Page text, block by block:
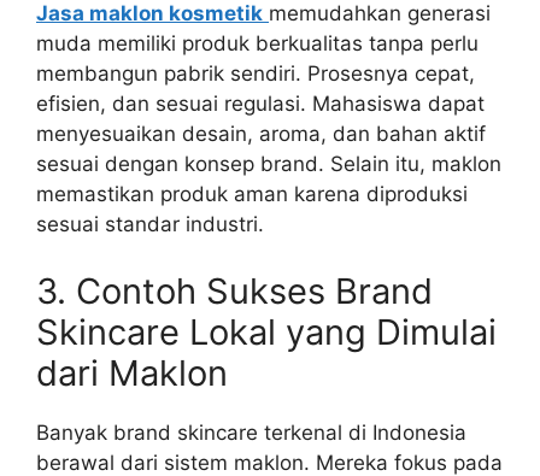
Jasa maklon kosmetik memudahkan generasi
muda memiliki produk berkualitas tanpa perlu
membangun pabrik sendiri. Prosesnya cepat,
efisien, dan sesuai regulasi. Mahasiswa dapat
menyesuaikan desain, aroma, dan bahan aktif
sesuai dengan konsep brand. Selain itu, maklon
memastikan produk aman karena diproduksi
sesuai standar industri.
3. Contoh Sukses Brand
Skincare Lokal yang Dimulai
dari Maklon
Banyak brand skincare terkenal di Indonesia
berawal dari sistem maklon. Mereka fokus pada